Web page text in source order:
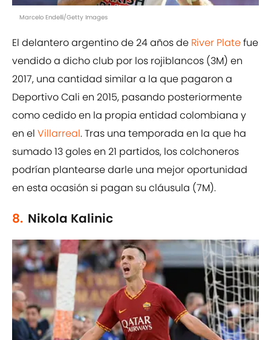
Marcelo Endelli/Getty Images
El delantero argentino de 24 años de River Platefue
vendido a dicho club por los rojiblancos (3M) en
2017, una cantidad similar a la que pagaron a
Deportivo Cali en 2015, pasando posteriormente
como cedido en la propia entidad colombiana y
en el Villarreal. Tras una temporada en la que ha
sumado 13 goles en 21 partidos, los colchoneros
podrían plantearse darle una mejor oportunidad
en esta ocasión si pagan su cláusula (7M).
8. Nikola Kalinic